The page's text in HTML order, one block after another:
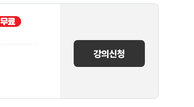
강의신청